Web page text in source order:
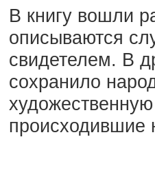
В книгу вошли
описываются
свидетелем. В
сохранило
происходившие